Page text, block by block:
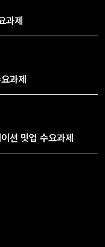
과제
과제
션 밋업 수요과제